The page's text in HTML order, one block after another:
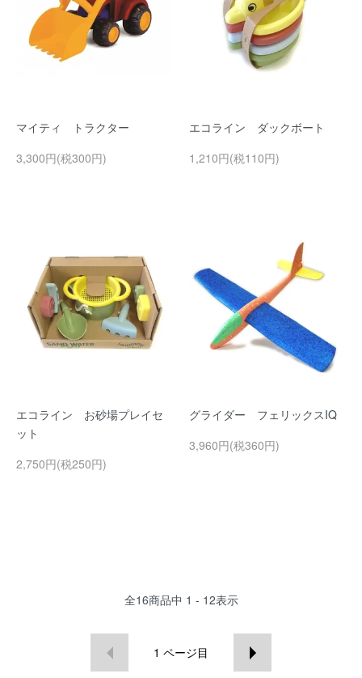
マイティ トラクター
3,300円(税300円)
エコライン ダックボート
1,210円(税110円)
エコライン お砂場プレイセ
ット
2,750円(税250円)
グライダー フェリックスIQ
3,960円(税360円)
全16商品中 1 - 12表示
1 ページ目